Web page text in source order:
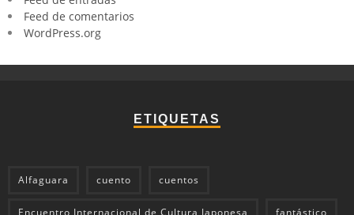
Feed de comentarios
WordPress.org
ETIQUETAS
Alfaguara cuento cuentos